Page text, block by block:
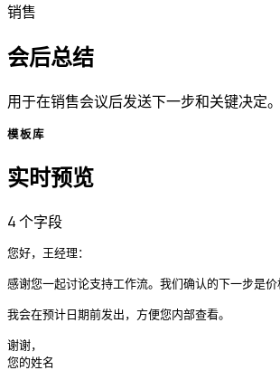
销售
会后总结
用于在销售会议后发送下一步和关键决定。
模板库
实时预览
4 个字段
您好，王经理：
感谢您一起讨论支持工作流。我们确认的下一步是价
我会在预计日期前发出，方便您内部查看。
谢谢，
您的姓名